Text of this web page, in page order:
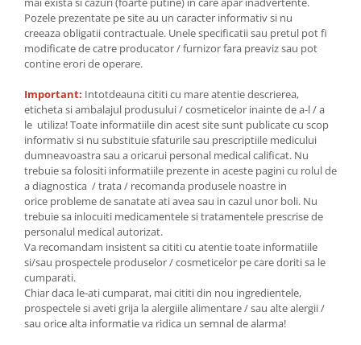
Pozele prezentate pe site au un caracter informativ si nu
creeaza obligatii contractuale. Unele specificatii sau pretul pot fi
modificate de catre producator / furnizor fara preaviz sau pot
contine erori de operare.
Important: Intotdeauna cititi cu mare atentie descrierea,
eticheta si ambalajul produsului / cosmeticelor inainte de a-l / a
le utiliza! Toate informatiile din acest site sunt publicate cu scop
informativ si nu substituie sfaturile sau prescriptiile medicului
dumneavoastra sau a oricarui personal medical calificat. Nu
trebuie sa folositi informatiile prezente in aceste pagini cu rolul de
a diagnostica / trata / recomanda produsele noastre in
orice probleme de sanatate ati avea sau in cazul unor boli. Nu
trebuie sa inlocuiti medicamentele si tratamentele prescrise de
personalul medical autorizat.
Va recomandam insistent sa cititi cu atentie toate informatiile
si/sau prospectele produselor / cosmeticelor pe care doriti sa le
cumparati.
Chiar daca le-ati cumparat, mai cititi din nou ingredientele,
prospectele si aveti grija la alergiile alimentare / sau alte alergii /
sau orice alta informatie va ridica un semnal de alarma!